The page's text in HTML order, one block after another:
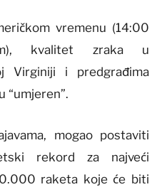
vremenu (14:00
kvalitet zraka u
Virginiji i predgrađima
“umjeren”.
mogao postaviti
rekord za najveći
raketa koje će biti